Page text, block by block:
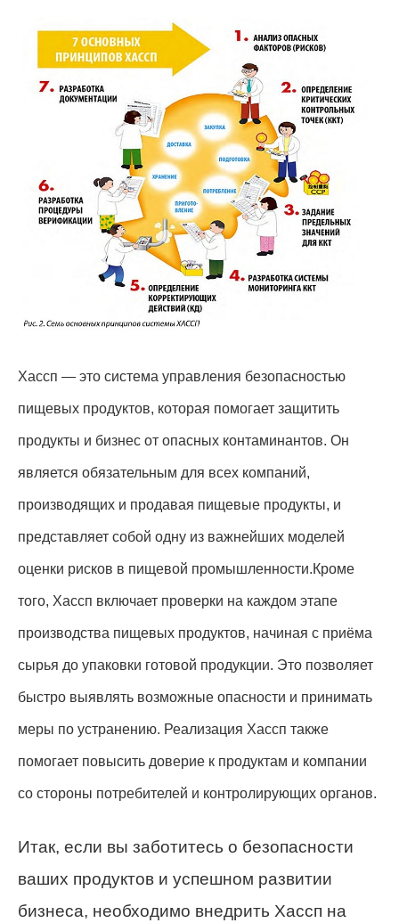
Хассп — это система управления безопасностью
пищевых продуктов, которая помогает защитить
продукты и бизнес от опасных контаминантов. Он
является обязательным для всех компаний,
производящих и продавая пищевые продукты, и
представляет собой одну из важнейших моделей
оценки рисков в пищевой промышленности.Кроме
того, Хассп включает проверки на каждом этапе
производства пищевых продуктов, начиная с приёма
сырья до упаковки готовой продукции. Это позволяет
быстро выявлять возможные опасности и принимать
меры по устранению. Реализация Хассп также
помогает повысить доверие к продуктам и компании
со стороны потребителей и контролирующих органов.
Итак, если вы заботитесь о безопасности
ваших продуктов и успешном развитии
бизнеса, необходимо внедрить Хассп на